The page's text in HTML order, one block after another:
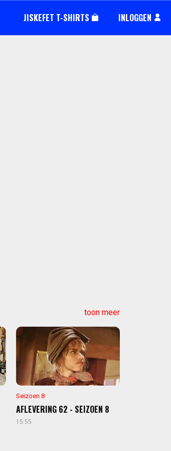
JISKEFET T-SHIRTS INLOGGEN
toon meer
Seizoen 8
AFLEVERING 62 - SEIZOEN 8
15:55